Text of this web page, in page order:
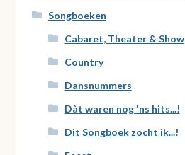
Songboeken
Cabaret, Theater & Show
Country
Dansnummers
Dàt waren nog 'ns hits...!
Dit Songboek zocht ik...!